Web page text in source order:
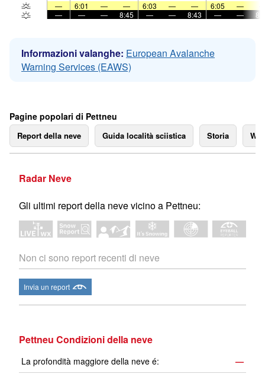
—
6:01 — — 6:03 — — 6:05 —
—
— — 8:45 — — 8:43 — —
Informazioni valanghe: European Avalanche
Warning Services (EAWS)
Pagine popolari di Pettneu
Report della neve Guida località sciistica Storia
Radar Neve
Gli ultimi report della neve vicino a Pettneu:
Non ci sono report recenti di neve
Invia un report
Pettneu Condizioni della neve
La profondità maggiore della neve é:
—